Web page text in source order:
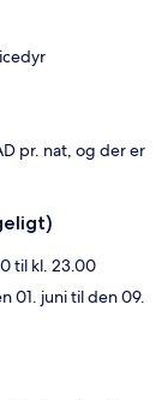
pr. nat, og der er
til kl. 23.00
01. juni til den 09.